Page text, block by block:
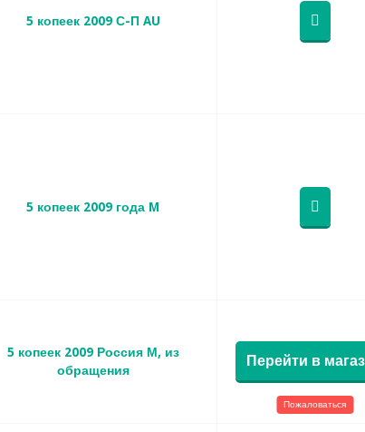
5 копеек 2009 С-П AU
5 копеек 2009 года M
5 копеек 2009 Россия М, из
обращения
Перейти в
Пожаловаться